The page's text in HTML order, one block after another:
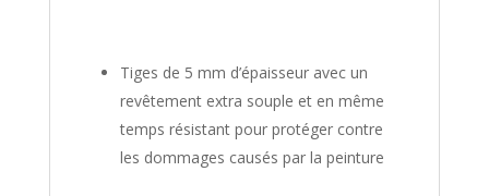
Tiges de 5 mm d’épaisseur avec un
revêtement extra souple et en même
temps résistant pour protéger contre
les dommages causés par la peinture